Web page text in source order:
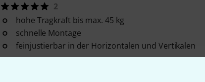
2
hohe Tragkraft bis max. 45 kg
schnelle Montage
feinjustierbar in der Horizontalen und Vertikalen